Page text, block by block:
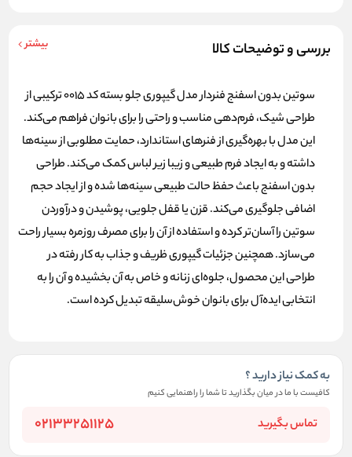
بررسی و توضیحات کالا بیشتر
سوتین بدون اسفنج فنردار مدل گیپوری جلو بسته کد 0015 ترکیبی از
طراحی شیک، فرم‌دهی مناسب و راحتی را برای بانوان فراهم می‌کند.
این مدل با بهره‌گیری از فنرهای استاندارد، حمایت مطلوبی از سینه‌ها
داشته و به ایجاد فرم طبیعی و زیبا زیر لباس کمک می‌کند. طراحی
بدون اسفنج باعث حفظ حالت طبیعی سینه‌ها شده و از ایجاد حجم
اضافی جلوگیری می‌کند. قزن یا قفل جلویی، پوشیدن و درآوردن
سوتین را آسان‌تر کرده و استفاده از آن را برای مصرف روزمره بسیار راحت
می‌سازد. همچنین جزئیات گیپوری ظریف و جذاب به کار رفته در
طراحی این محصول، جلوه‌ای زنانه و خاص به آن بخشیده و آن را به
انتخابی ایده‌آل برای بانوان خوش‌سلیقه تبدیل کرده است.
به کمک نیاز دارید ؟
کافیست با ما در میان بگذارید تا شما را راهنمایی کنیم
تماس بگیرید 02133251125